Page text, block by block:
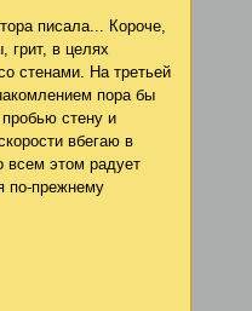
писала... Короче,
грит, в целях
стенами. На третьей
пора бы
стену и
вбегаю в
всем этом радует
по-прежнему